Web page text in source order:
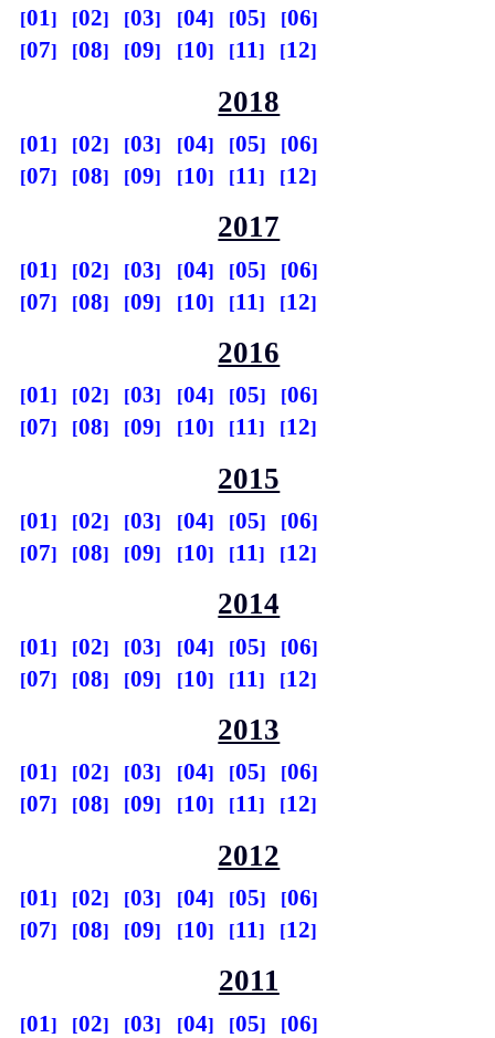
01 02 03 04 05
06
07
08 09 10 11 12
2018
01 02 03 04 05
06
07
08 09 10 11 12
2017
01 02 03 04 05
06
07
08 09 10 11 12
2016
01 02 03 04 05
06
07
08 09 10 11 12
2015
01 02 03 04 05
06
07
08 09 10 11 12
2014
01 02 03 04 05
06
07
08 09 10 11 12
2013
01 02 03 04 05
06
07
08 09 10 11 12
2012
01 02 03 04 05
06
07
08 09 10 11 12
2011
01 02 03 04 05
06